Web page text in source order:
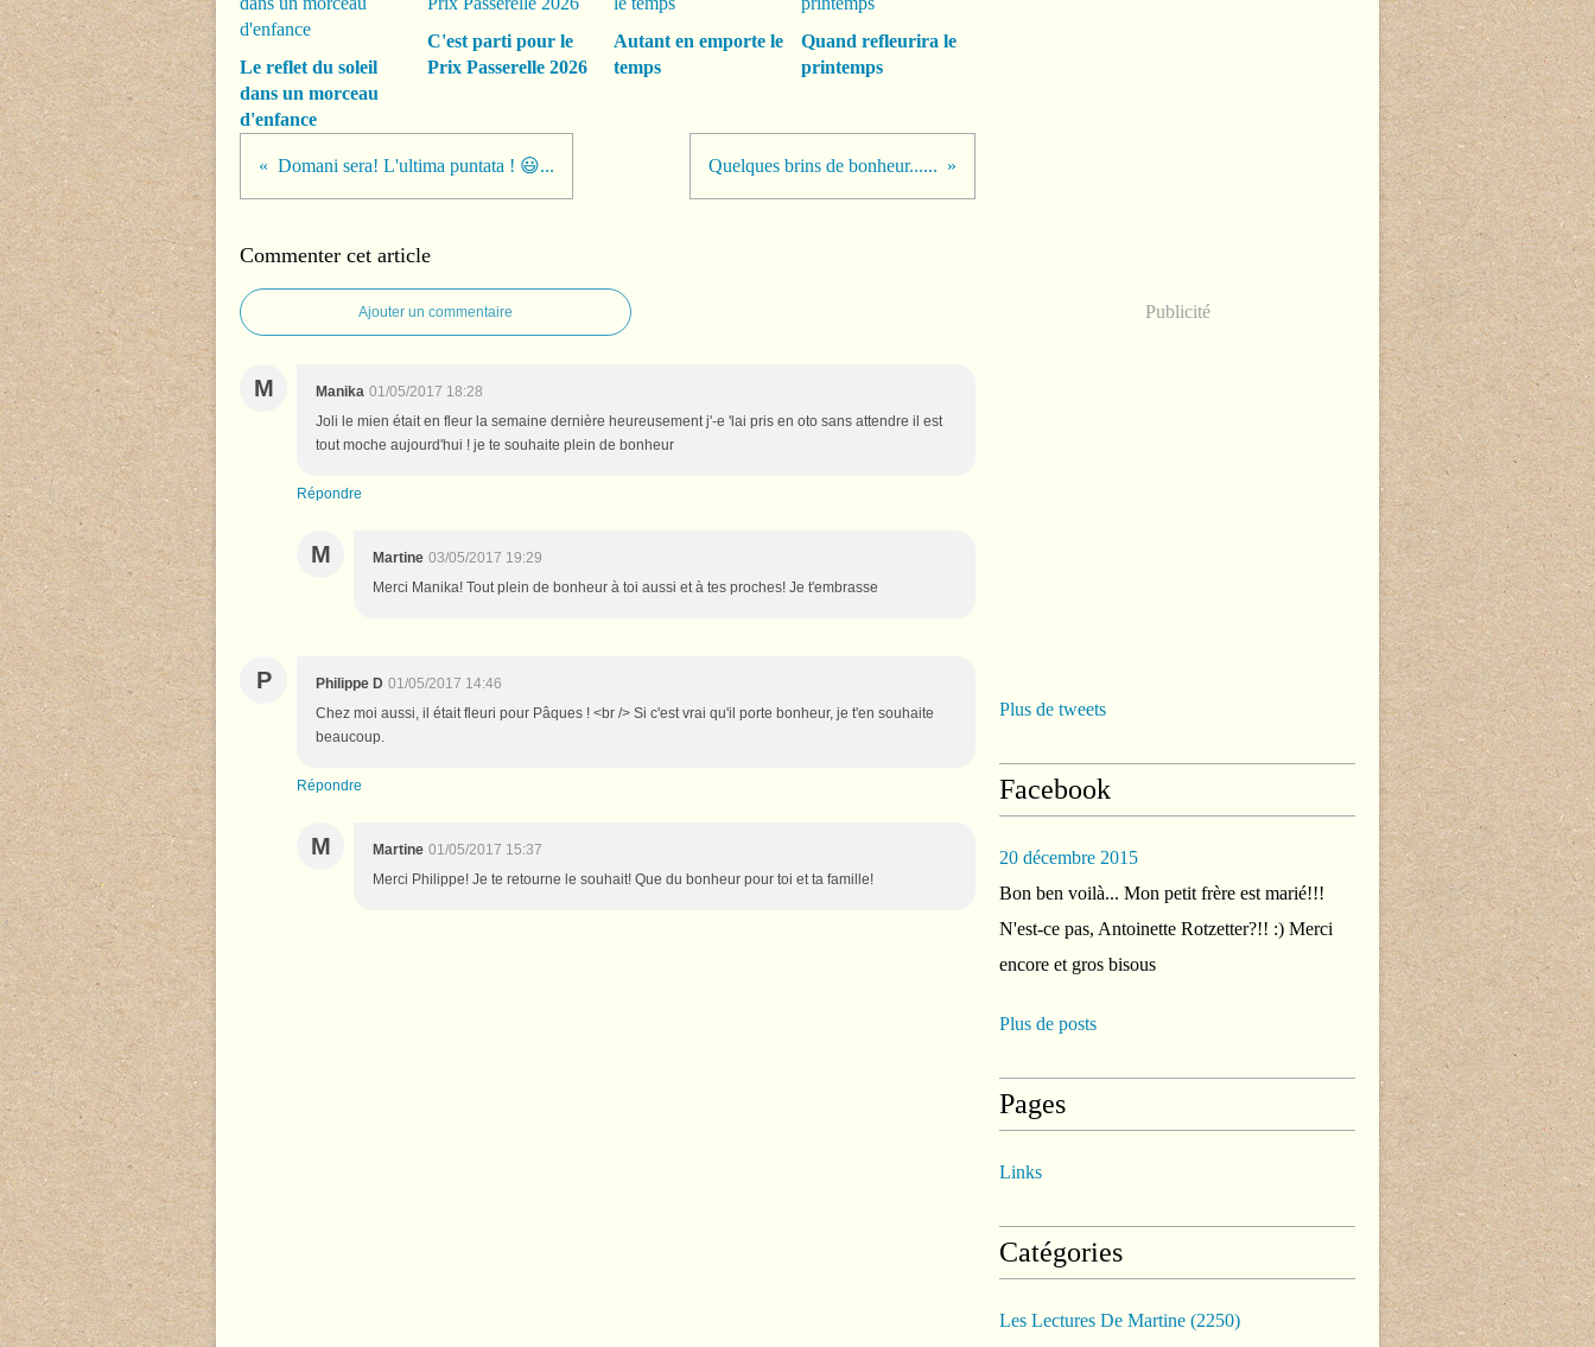
Le reflet du soleil
dans un morceau
d'enfance
C'est parti pour le
Prix Passerelle 2026
Autant en emporte le
temps
Quand refleurira le
printemps
Domani sera! L'ultima puntata ! 😃... Quelques brins de bonheur......
Commenter cet article
Ajouter un commentaire
M Manika 01/05/2017 18:28
Joli le mien était en fleur la semaine dernière heureusement j'-e 'lai pris en oto sans attendre il est
tout moche aujourd'hui ! je te souhaite plein de bonheur
Répondre
M Martine 03/05/2017 19:29
Merci Manika! Tout plein de bonheur à toi aussi et à tes proches! Je t'embrasse
P Philippe D 01/05/2017 14:46
Chez moi aussi, il était fleuri pour Pâques ! <br /> Si c'est vrai qu'il porte bonheur, je t'en souhaite
beaucoup.
Répondre
M Martine 01/05/2017 15:37
Merci Philippe! Je te retourne le souhait! Que du bonheur pour toi et ta famille!
Publicité
Plus de tweets
Facebook
20 décembre 2015
Bon ben voilà... Mon petit frère est marié!!!
N'est-ce pas, Antoinette Rotzetter?!! :) Merci
encore et gros bisous
Plus de posts
Pages
Links
Catégories
Les Lectures De Martine (2250)